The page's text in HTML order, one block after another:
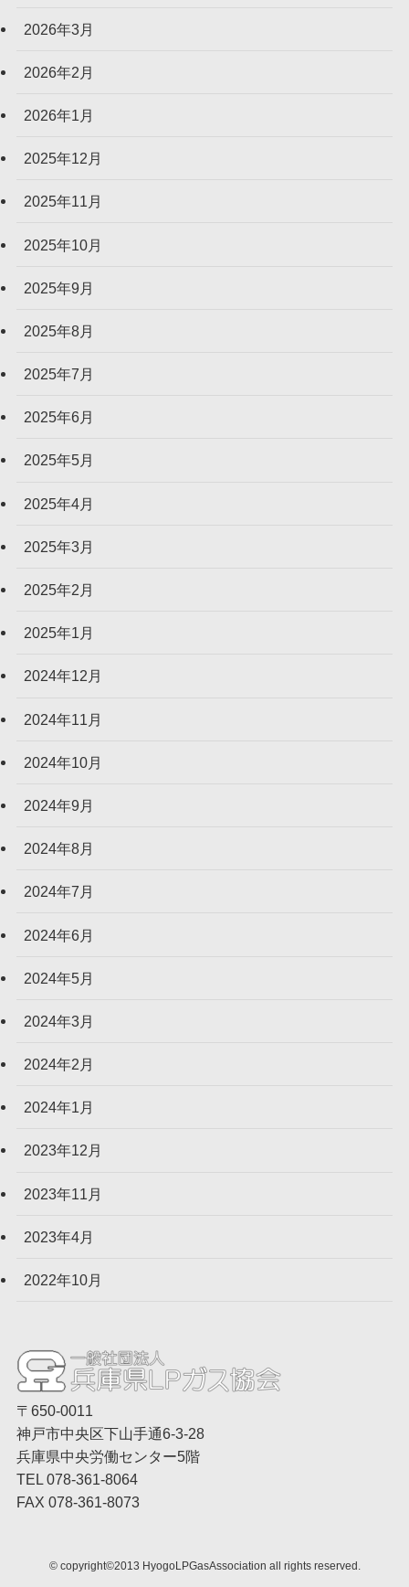
2026年3月
2026年2月
2026年1月
2025年12月
2025年11月
2025年10月
2025年9月
2025年8月
2025年7月
2025年6月
2025年5月
2025年4月
2025年3月
2025年2月
2025年1月
2024年12月
2024年11月
2024年10月
2024年9月
2024年8月
2024年7月
2024年6月
2024年5月
2024年3月
2024年2月
2024年1月
2023年12月
2023年11月
2023年4月
2022年10月
〒650-0011
神戸市中央区下山手通6-3-28
兵庫県中央労働センター5階
TEL 078-361-8064
FAX 078-361-8073
©copyright©2013 HyogoLPGasAssociation all rights reserved.